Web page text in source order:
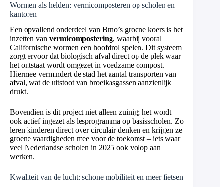
Wormen als helden: vermicomposteren op scholen en
kantoren
Een opvallend onderdeel van Brno’s groene koers is het
inzetten van vermicompostering, waarbij vooral
Californische wormen een hoofdrol spelen. Dit systeem
zorgt ervoor dat biologisch afval direct op de plek waar
het ontstaat wordt omgezet in voedzame compost.
Hiermee vermindert de stad het aantal transporten van
afval, wat de uitstoot van broeikasgassen aanzienlijk
drukt.
Bovendien is dit project niet alleen zuinig; het wordt
ook actief ingezet als lesprogramma op basisscholen. Zo
leren kinderen direct over circulair denken en krijgen ze
groene vaardigheden mee voor de toekomst – iets waar
veel Nederlandse scholen in 2025 ook volop aan
werken.
Kwaliteit van de lucht: schone mobiliteit en meer fietsen